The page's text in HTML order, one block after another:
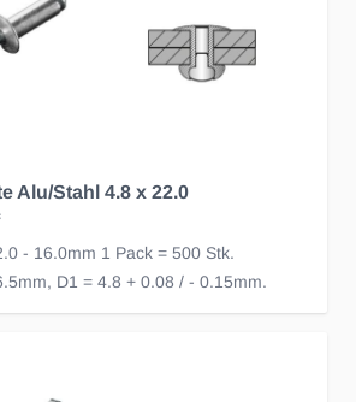
Alu/Stahl 4.8 x 22.0
- 16.0mm 1 Pack = 500 Stk.
D1 = 4.8 + 0.08 / - 0.15mm.